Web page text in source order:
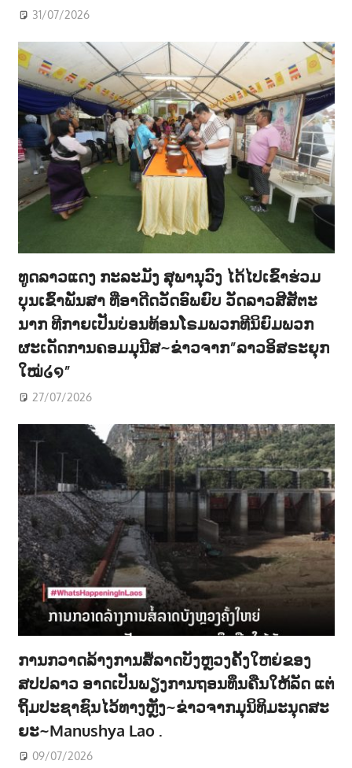
31/07/2026
ທູດລາວແດງ ກະລະມັງ ສຸພານຸວົງ ໄດ້ໄປເຂົ້າຮ່ວມ
ບຸນເຂົ້າພັນສາ ທີ່ອາດີດວັດອົພຍົບ ວັດລາວສີສັຕະ
ນາກ ທີກາຍເປັນບ່ອນທ້ອນໂຣມພວກທີນິຍົມພວກ
ຜະເດັດການຄອມມຸນີສ~ຂ່າວຈາກ”ລາວອິສຣະຍຸກ
ໃໝ່໒໑”
27/07/2026
ການກວາດລ້າງການສໍ້ລາດບັງຫຼວງຄັ້ງໃຫຍ່ຂອງ
ສປປລາວ ອາດເປັນພຽງການຖອນທຶນຄືນໃຫ້ລັດ ແຕ່
ຖິ້ມປະຊາຊົນໄວ້ທາງຫຼັງ~ຂ່າວຈາກມຸນິທິມະນຸດສະ
ຍະ~Manushya Lao .
09/07/2026